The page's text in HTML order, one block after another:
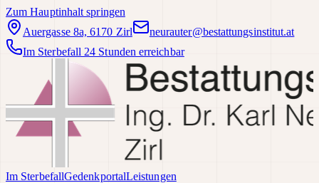
Zum Hauptinhalt springen
Auergasse 8a, 6170 Zirl
neurauter@bestattungsinstitut.at
Im Sterbefall 24 Stunden erreichbar
Im SterbefallGedenkportalLeistungen